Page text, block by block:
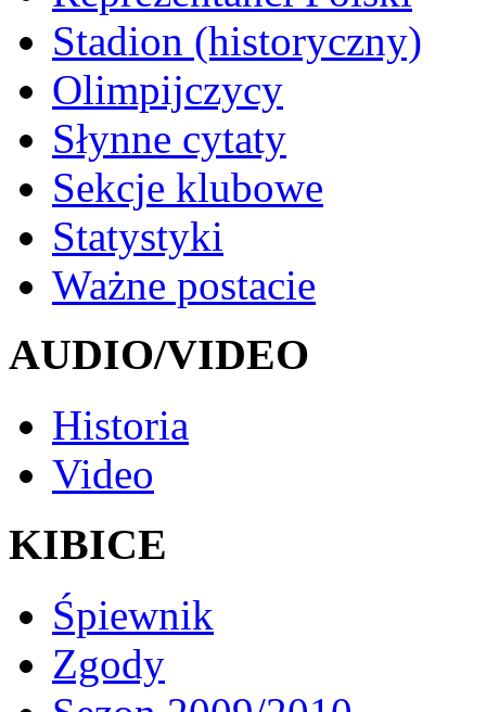
Stadion (historyczny)
Olimpijczycy
Słynne cytaty
Sekcje klubowe
Statystyki
Ważne postacie
AUDIO/VIDEO
Historia
Video
KIBICE
Śpiewnik
Zgody